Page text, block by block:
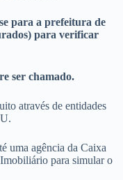
para a prefeitura de
para verificar
ser chamado.
através de entidades
uma agência da Caixa
para simular o